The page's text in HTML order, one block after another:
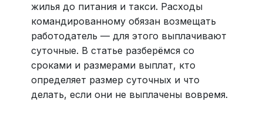
жилья до питания и такси. Расходы
командированному обязан возмещать
работодатель — для этого выплачивают
суточные. В статье разберёмся со
сроками и размерами выплат, кто
определяет размер суточных и что
делать, если они не выплачены вовремя.